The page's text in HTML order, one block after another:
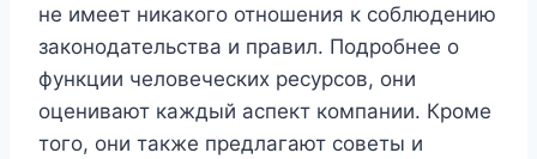
не имеет никакого отношения к соблюдению
законодательства и правил. Подробнее о
функции человеческих ресурсов, они
оценивают каждый аспект компании. Кроме
того, они также предлагают советы и